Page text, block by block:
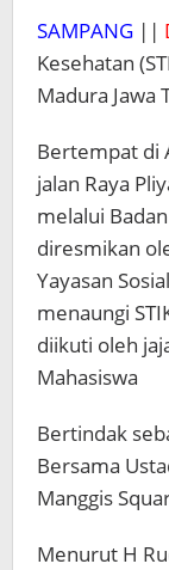
SAMPANG ||
Kesehatan
Madura Jawa
Bertempat di
jalan Raya
melalui
diresmikan
Yayasan
menaungi
diikuti oleh
Mahasiswa
Bertindak
Bersama
Manggis
Menurut H